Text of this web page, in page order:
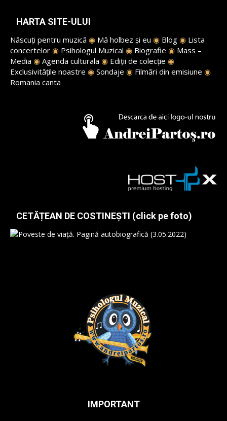
HARTA SITE-ULUI
Născuți pentru muzică ◉ Mă holbez și eu ◉ Blog ◉ Lista
concertelor ◉ Psihologul Muzical ◉ Biografie ◉ Mass –
Media ◉ Agenda culturala ◉ Ediții de colecție ◉
Exclusivitățile noastre ◉ Sondaje ◉ Filmări din emisiune ◉
Romania canta
CETĂȚEAN DE COSTINEȘTI (click pe foto)
IMPORTANT